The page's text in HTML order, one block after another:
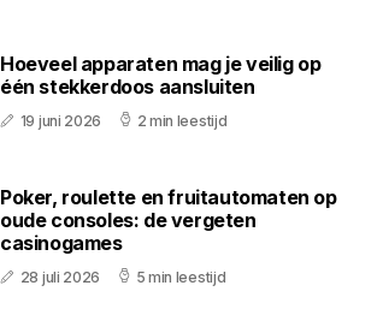
Hoeveel apparaten mag je veilig op
één stekkerdoos aansluiten
19 juni 2026 2 min leestijd
Poker, roulette en fruitautomaten op
oude consoles: de vergeten
casinogames
28 juli 2026 5 min leestijd